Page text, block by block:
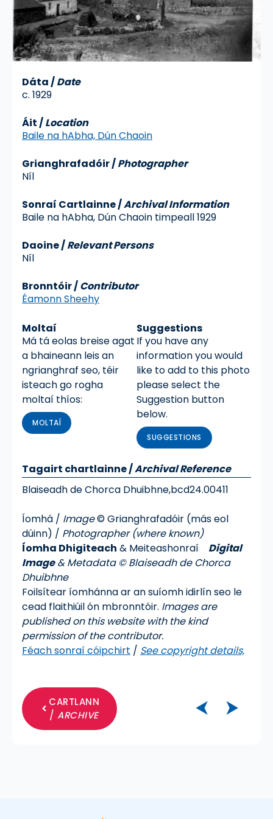
Dáta/Date
c. 1929
Áit/Location
Baile na hAbha, Dún Chaoin
Grianghrafadóir/Photographer
Níl
Sonraí Cartlainne/Archival Information
Baile na hAbha, Dún Chaoin timpeall 1929
Daoine /Relevant Persons
Níl
Bronntóir /Contributor
Éamonn Sheehy
Moltaí
Má tá eolas breise agat
a bhaineann leis an
ngrianghraf seo, téir
isteach go rogha
moltaí thíos:
MOLTAÍ
Suggestions
If you have any
information you would
like to add to this photo
please select the
Suggestion button
below.
SUGGESTIONS
Tagairt chartlainne/Archival Reference
Blaiseadh de Chorca Dhuibhne,bcd24.00411
Íomhá / Image© Grianghrafadóir (más eol
dúinn) / Photographer (where known)
Íomha Dhigiteach & Meiteashonraí Digital
Image& Metadata © Blaiseadh de Chorca
Dhuibhne
Foilsítear íomhánna ar an suíomh idirlín seo le
cead flaithiúil ón mbronntóir. Images are
published on this website with the kind
permission of the contributor.
Féach sonraí cóipchirt / See copyright details,
CARTLANN
/ARCHIVE ⮜ ⮞